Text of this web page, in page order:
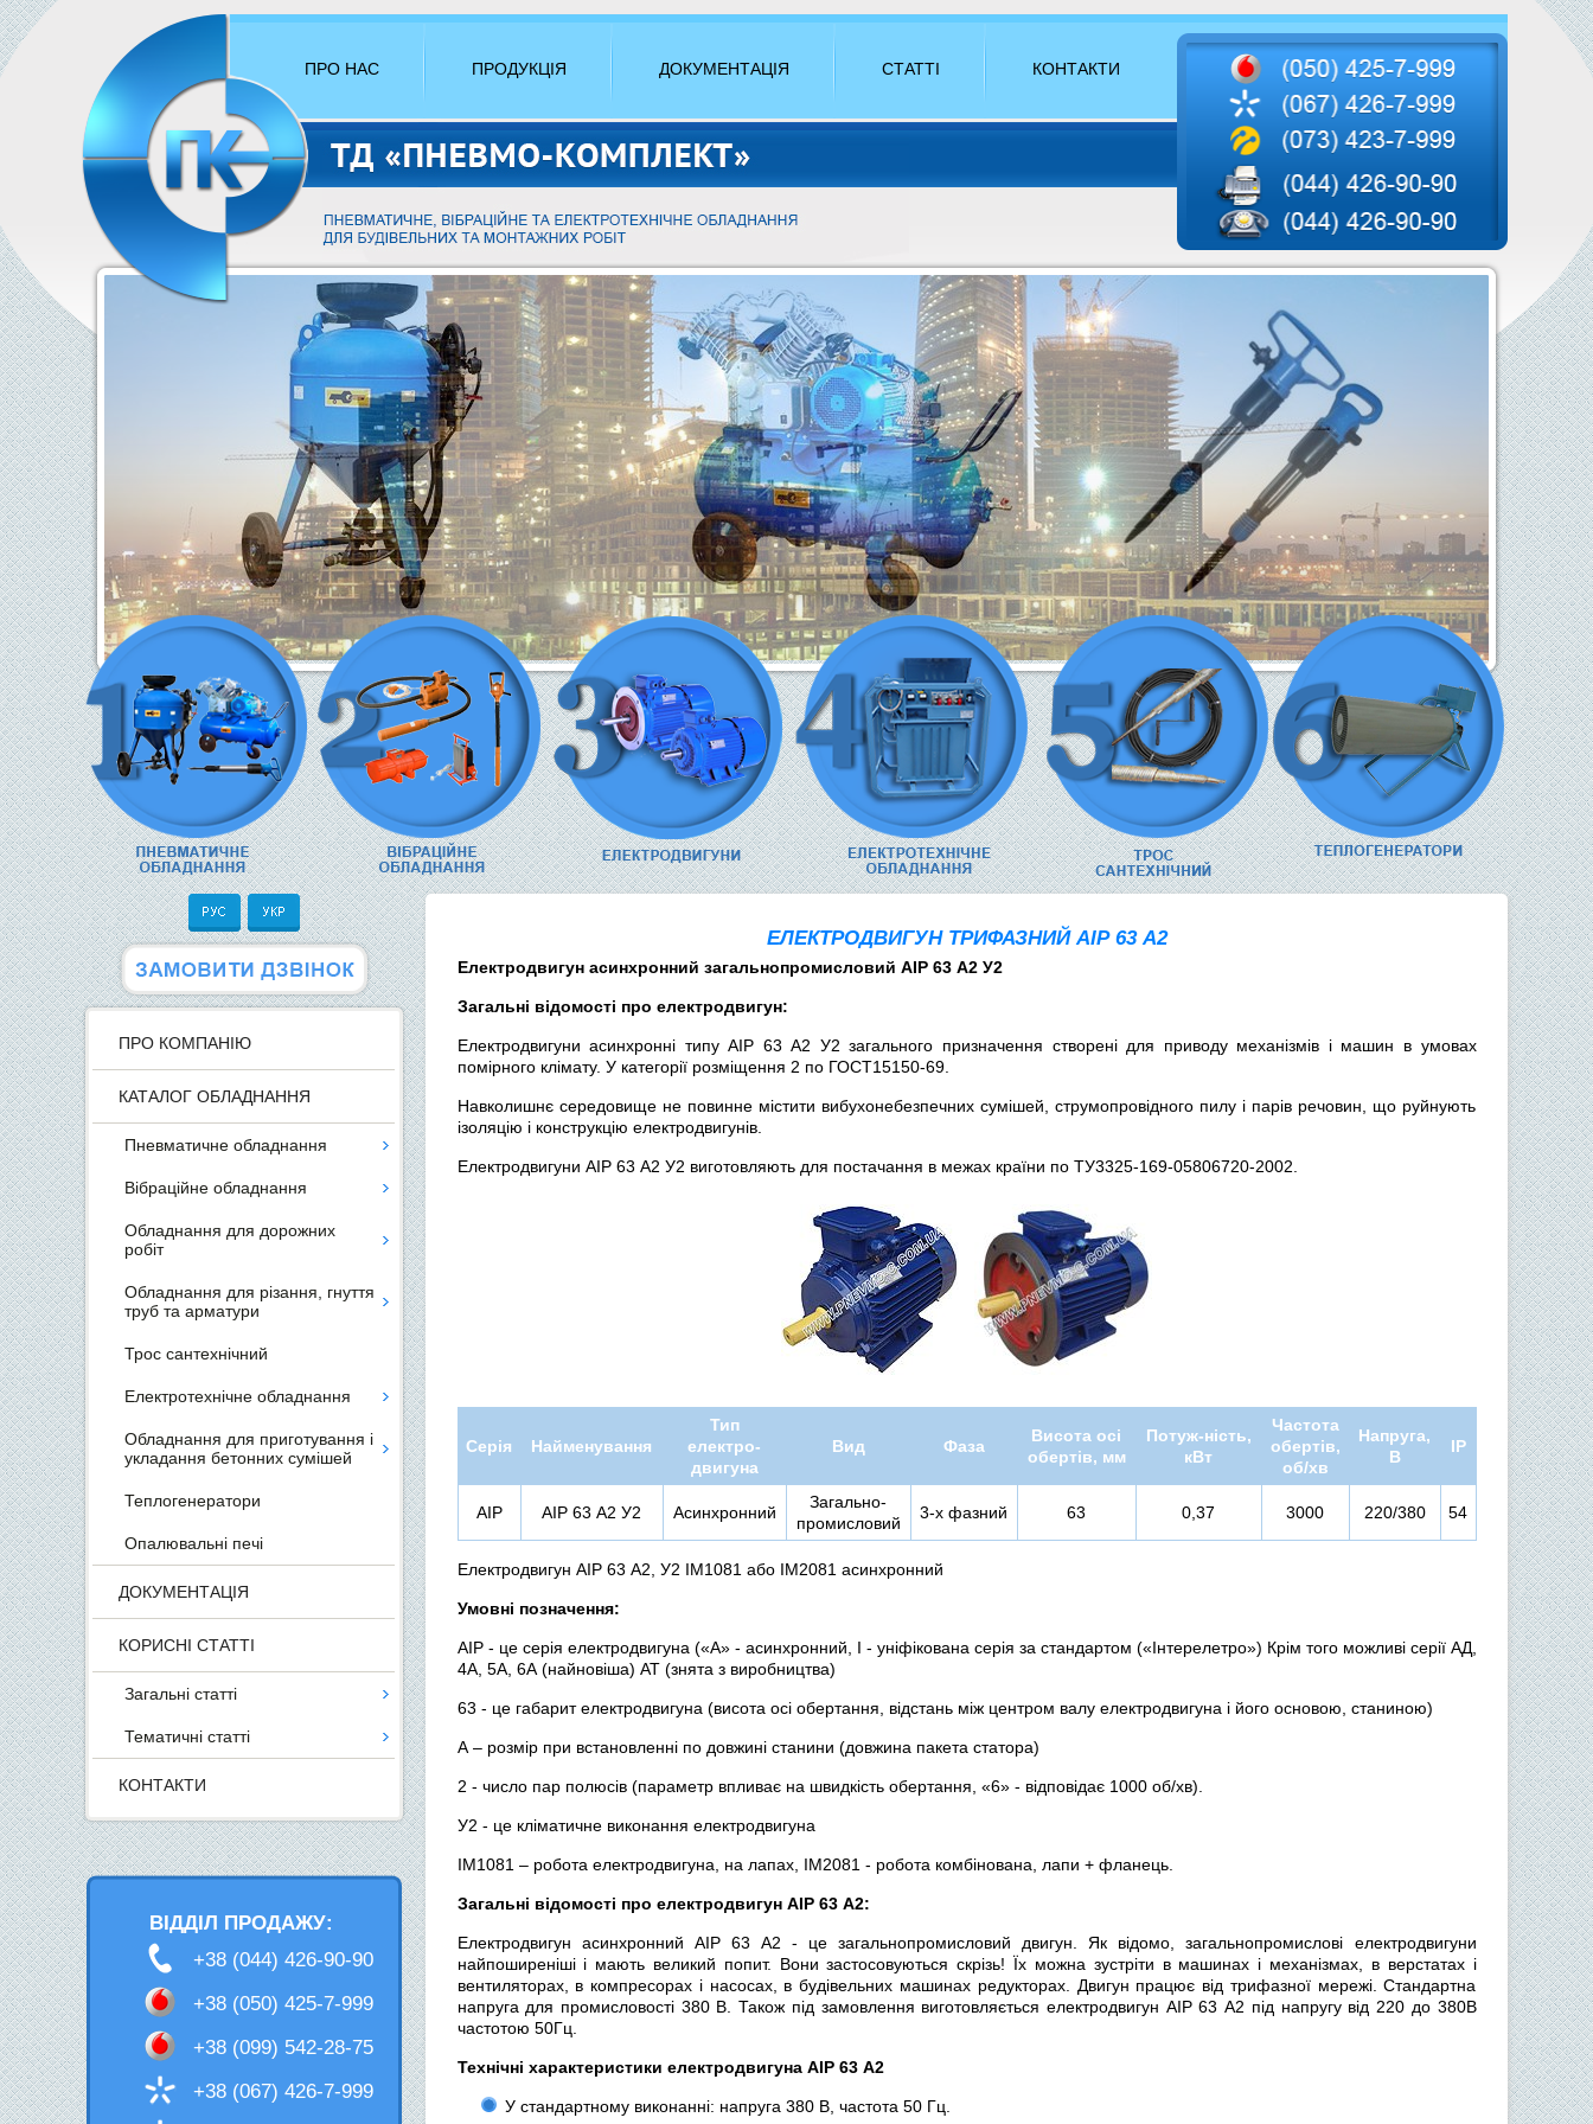
ПРО НАС ПРОДУКЦІЯ ДОКУМЕНТАЦІЯ СТАТТІ КОНТАКТИ
ПРО КОМПАНІЮ
КАТАЛОГ ОБЛАДНАННЯ
Пневматичне обладнання
Вібраційне обладнання
Обладнання для дорожних
робіт
Обладнання для різання, гнуття
труб та арматури
Трос сантехнічний
Електротехнічне обладнання
Обладнання для приготування і
укладання бетонних сумішей
Теплогенератори
Опалювальні печі
ДОКУМЕНТАЦІЯ
КОРИСНІ СТАТТІ
Загальні статті
Тематичні статті
КОНТАКТИ
ВІДДІЛ ПРОДАЖУ:
+38 (044) 426-90-90
+38 (050) 425-7-999
+38 (099) 542-28-75
+38 (067) 426-7-999
ЕЛЕКТРОДВИГУН ТРИФАЗНИЙ АІР 63 А2
Електродвигун асинхронний загальнопромисловий АІР 63 А2 У2
Загальні відомості про електродвигун:
Електродвигуни асинхронні типу АІР 63 А2 У2 загального призначення створені для приводу механізмів і машин в умовах
помірного клімату. У категорії розміщення 2 по ГОСТ15150-69.
Навколишнє середовище не повинне містити вибухонебезпечних сумішей, струмопровідного пилу і парів речовин, що руйнують
ізоляцію і конструкцію електродвигунів.
Електродвигуни АІР 63 А2 У2 виготовляють для постачання в межах країни по ТУ3325-169-05806720-2002.
Серія Найменування
Тип
електро-
двигуна
Вид Фаза
Висота осі
обертів, мм
Потуж-ність,
кВт
Частота
обертів,
об/хв
Напруга,
В
IP
АІР АІР 63 А2 У2 Асинхронний
Загально-
промисловий
3-х фазний 63 0,37 3000 220/380 54
Електродвигун АІР 63 А2, У2 ІМ1081 або ІМ2081 асинхронний
Умовні позначення:
АІР - це серія електродвигуна («А» - асинхронний, І - уніфікована серія за стандартом («Інтерелетро») Крім того можливі серії АД,
4А, 5А, 6А (найновіша) АТ (знята з виробництва)
63 - це габарит електродвигуна (висота осі обертання, відстань між центром валу електродвигуна і його основою, станиною)
А – розмір при встановленні по довжині станини (довжина пакета статора)
2 - число пар полюсів (параметр впливає на швидкість обертання, «6» - відповідає 1000 об/хв).
У2 - це кліматичне виконання електродвигуна
IМ1081 – робота електродвигуна, на лапах, IM2081 - робота комбінована, лапи + фланець.
Загальні відомості про електродвигун АІР 63 А2:
Електродвигун асинхронний АІР 63 А2 - це загальнопромисловий двигун. Як відомо, загальнопромислові електродвигуни
найпоширеніші і мають великий попит. Вони застосовуються скрізь! Їх можна зустріти в машинах і механізмах, в верстатах і
вентиляторах, в компресорах і насосах, в будівельних машинах редукторах. Двигун працює від трифазної мережі. Стандартна
напруга для промисловості 380 В. Також під замовлення виготовляється електродвигун АІР 63 А2 під напругу від 220 до 380В
частотою 50Гц.
Технічні характеристики електродвигуна АІР 63 А2
У стандартному виконанні: напруга 380 В, частота 50 Гц.